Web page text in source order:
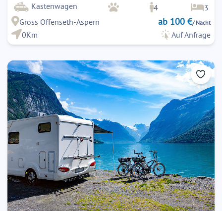
Kastenwagen 4
3
Gross Offenseth-Aspern
ab 100 €/ Nacht
0Km Auf Anfrage